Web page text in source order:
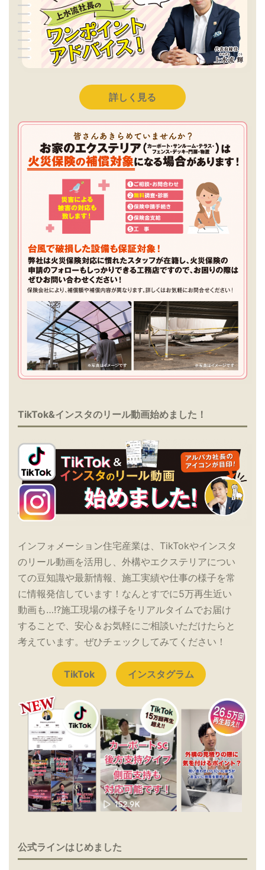
詳しく見る
TikTok&インスタのリール動画始めました！
インフォメーション住宅産業は、TikTokやインスタ
のリール動画を活用し、外構やエクステリアについ
ての豆知識や最新情報、施工実績や仕事の様子を常
に情報発信しています！なんとすでに5万再生近い
動画も…!?施工現場の様子をリアルタイムでお届け
することで、安心＆お気軽にご相談いただけたらと
考えています。ぜひチェックしてみてください！
TikTok インスタグラム
公式ラインはじめました